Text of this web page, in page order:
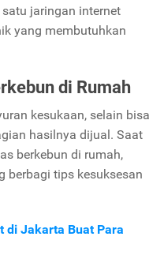
jaringan internet
yang membutuhkan
di Rumah
kesukaan, selain bisa
hasilnya dijual. Saat
berkebun di rumah,
berbagi tips kesuksesan
di Jakarta Buat Para